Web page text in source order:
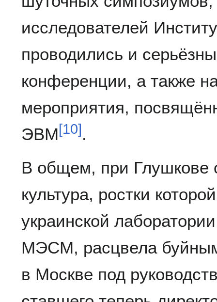
исследователей
проводились и
конференции, а также
мероприятия,
ЭВМ[10] .
В общем, при Глушкове
культура, ростки
украинской
МЭСМ, расцвела
в Москве под